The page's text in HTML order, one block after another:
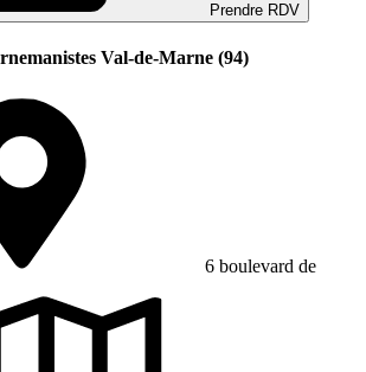
Prendre RDV
Val-de-Marne (94)
6 boulevard de